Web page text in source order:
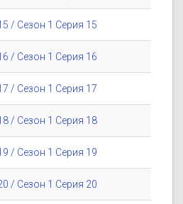
/ Сезон 1 Серия 15
/ Сезон 1 Серия 16
/ Сезон 1 Серия 17
/ Сезон 1 Серия 18
/ Сезон 1 Серия 19
/ Сезон 1 Серия 20